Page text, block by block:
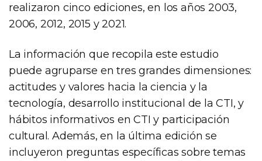
realizaron cinco ediciones, en los años 2003,
2006, 2012, 2015 y 2021.
La información que recopila este estudio
puede agruparse en tres grandes dimensiones:
actitudes y valores hacia la ciencia y la
tecnología, desarrollo institucional de la CTI, y
hábitos informativos en CTI y participación
cultural. Además, en la última edición se
incluyeron preguntas específicas sobre temas